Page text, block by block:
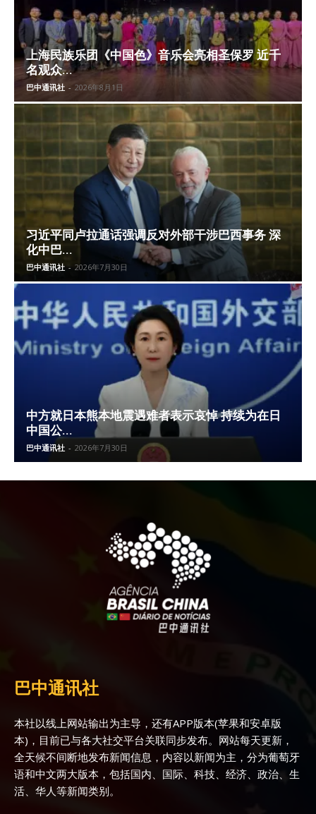
上海民族乐团《中国色》音乐会亮相圣保罗 近千
名观众...
巴中通讯社 - 2026年8月1日
习近平同卢拉通话强调反对外部干涉巴西事务 深
化中巴...
巴中通讯社 - 2026年7月30日
中方就日本熊本地震遇难者表示哀悼 持续为在日
中国公...
巴中通讯社 - 2026年7月30日
巴中通讯社
本社以线上网站输出为主导，还有APP版本(苹果和安卓版
本)，目前已与各大社交平台关联同步发布。网站每天更新，
全天候不间断地发布新闻信息，内容以新闻为主，分为葡萄牙
语和中文两大版本，包括国内、国际、科技、经济、政治、生
活、华人等新闻类别。